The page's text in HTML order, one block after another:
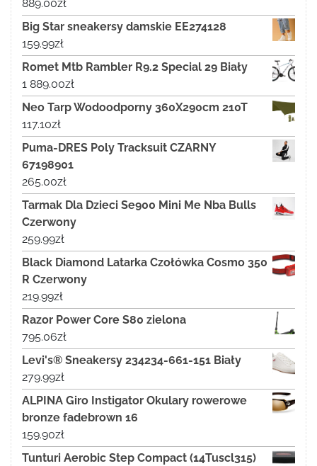
889.00zł
Big Star sneakersy damskie EE274128
159.99zł
Romet Mtb Rambler R9.2 Special 29 Biały
1 889.00zł
Neo Tarp Wodoodporny 360X290cm 210T
117.10zł
Puma-DRES Poly Tracksuit CZARNY
67198901
265.00zł
Tarmak Dla Dzieci Se900 Mini Me Nba Bulls
Czerwony
259.99zł
Black Diamond Latarka Czołówka Cosmo 350
R Czerwony
219.99zł
Razor Power Core S80 zielona
795.06zł
Levi's® Sneakersy 234234-661-151 Biały
279.99zł
ALPINA Giro Instigator Okulary rowerowe
bronze fadebrown 16
159.90zł
Tunturi Aerobic Step Compact (14Tuscl315)